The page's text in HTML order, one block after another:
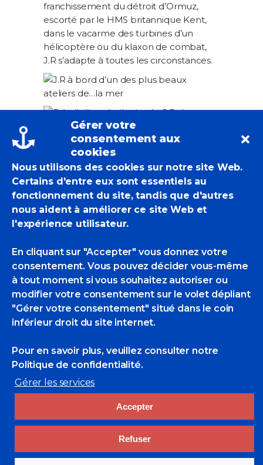
Gérer votre
consentement aux
cookies
Nous utilisons des cookies sur notre site Web.
Certains d'entre eux sont essentiels au
fonctionnement du site, tandis que d'autres
nous aident à améliorer ce site Web et
l'expérience utilisateur.
En cliquant sur "Accepter" vous donnez votre
consentement. Vous pouvez décider vous-même
à tout moment si vous souhaitez autoriser ou
modifier votre consentement sur le volet dépliant
"Gérer votre consentement" situé dans le coin
inférieur droit du site internet.
Pour en savoir plus, veuillez consulter notre
Politique de confidentialité.
Gérer les services
Accepter
Refuser
franchissement du détroit d’Ormuz,
escorté par le HMS britannique Kent,
dans le vacarme des turbines d’un
hélicoptère ou du klaxon de combat,
J.R s’adapte à toutes les circonstances.
Ancien élève de Philippe Lejeune,
l’homme a définitivement quitté la robe
d’avocat au barreau de Paris pour se
consacrer pleinement à sa passion,
après avoir longtemps manié les
pinceaux de l’Ecole d’Etampes, il y a
plusieurs dizaines d’années. Ses galons
enfilés sur sa TPB*, J.R confie qu’il est
émerveillé par le monde de la mer, par
ses hommes et ses « machines » : « la
peinture me permet de donner à la
mer une réalité nouvelle. Elle est
immense et liberté ! Et de poursuivre,
j’aime les formes accidentées qu’offrent
les gréements et les bateaux les plus
anciens, dont La Meuse fait aujourd’hui
partie. »
*J.R : le cadre opérationnel de notre
mission nous oblige à taire le nom de